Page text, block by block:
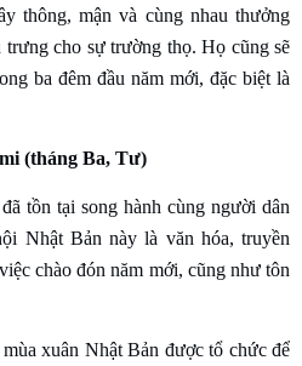
thông, mận và cùng nhau thưởng
cho sự trường thọ. Họ cũng sẽ
ba đêm đầu năm mới, đặc biệt là
(tháng Ba, Tư)
tồn tại song hành cùng người dân
Nhật Bản này là văn hóa, truyền
chào đón năm mới, cũng như tôn
xuân Nhật Bản được tổ chức để